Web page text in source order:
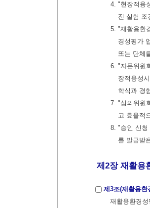
4. "현장적용
진 실험 조
5. "재활용환
경성평가
또는 단체
6. "자문위원
장적용성
학식과 경
7. "심의위원
고 효율적
8. "승인 신
를 발급받
제2장 재활용환
제3조(재활용환
재활용환경